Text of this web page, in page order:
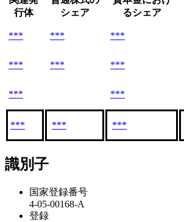
行体
シェア
るシェア
*** *** ***
*** *** ***
*** ***
*** *** ***
識別子
国家登録番号
4-05-00168-A
登録